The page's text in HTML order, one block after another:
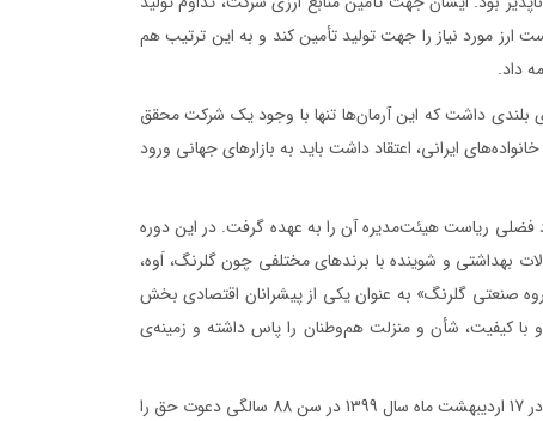
ارز مورد نياز را جهت توليد تأمين کند و به اين ترتيب هم
داد.
بلندی داشت که این آرمان‌ها تنها با وجود یک شرکت محقق
ایرانی، اعتقاد داشت باید به بازارهای جهانی ورود
که استاد فضلی رياست هیئت‌مدیره آن را به عهده‌ گرفت. در اين دوره
بهداشتی و شوينده با برندهای مختلفی چون گلرنگ، اَوه،
صنعتی گلرنگ» به عنوان يکی از پیشرانان اقتصادی بخش
و با کیفیت، شأن و منزلت هم‌وطنان را پاس داشته و زمینه‌ی
بنیانگذار گروه صنعتی گلرنگ، استاد محمد کریم فضلی پس از یک عمر فعالیت کارآفرینانه، در 17 اردیبهشت ماه سال 1399 در سن 88 سالگی دعوت حق را